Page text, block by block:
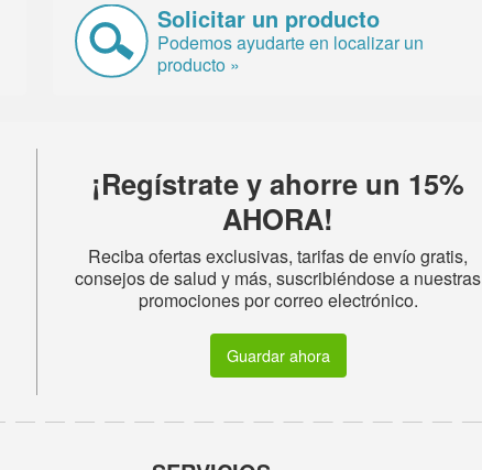
Solicitar un producto
Podemos ayudarte en localizar un
producto »
¡Regístrate y ahorre un 15%
AHORA!
Reciba ofertas exclusivas, tarifas de envío gratis,
consejos de salud y más, suscribiéndose a nuestras
promociones por correo electrónico.
Guardar ahora